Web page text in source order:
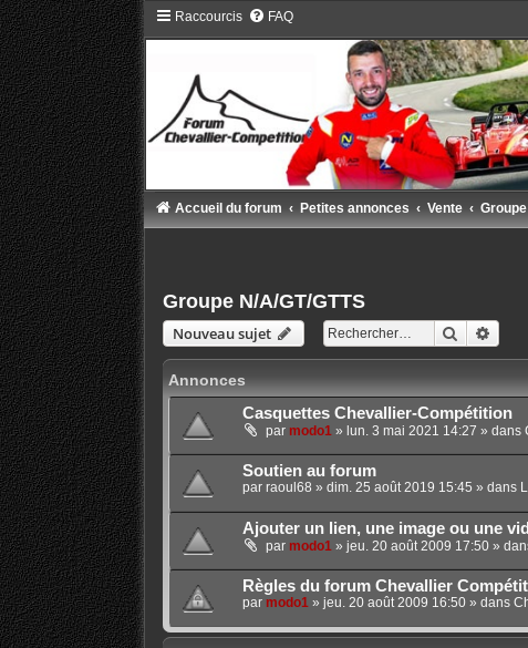
Raccourcis FAQ
Accueil du forum Petites annonces Vente Groupe
Groupe N/A/GT/GTTS
Nouveau sujet Rechercher
Annonces
Casquettes Chevallier-Compétition
par modo1» lun. 3 mai 2021 14:27 » dans
Soutien au forum
par raoul68 » dim. 25 août 2019 15:45 » dans
Ajouter un lien, une image ou une
par modo1» jeu. 20 août 2009 17:50»
Règles du forum Chevallier
par modo1» jeu. 20 août 2009 16:50» dans